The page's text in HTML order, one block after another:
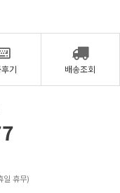
기 배송조회
일 휴무)